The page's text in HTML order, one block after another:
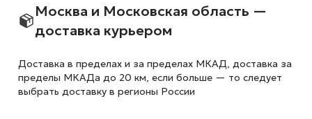
Москва и Московская область —
доставка курьером
Доставка в пределах и за пределах МКАД, доставка за
пределы МКАДа до 20 км, если больше — то следует
выбрать доставку в регионы России